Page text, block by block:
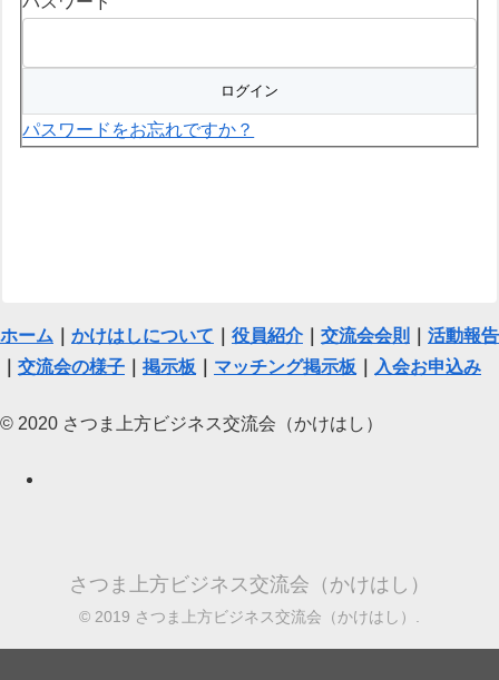
パスワードをお忘れですか？
ホーム かけはしについて 役員紹介｜ 交流会会則
活動報告
交流会の様子 掲示板 マッチング掲示板 入会お申込み
© 2020 さつま上方ビジネス交流会（かけはし）
さつま上方ビジネス交流会（かけはし）
© 2019 さつま上方ビジネス交流会（かけはし）.